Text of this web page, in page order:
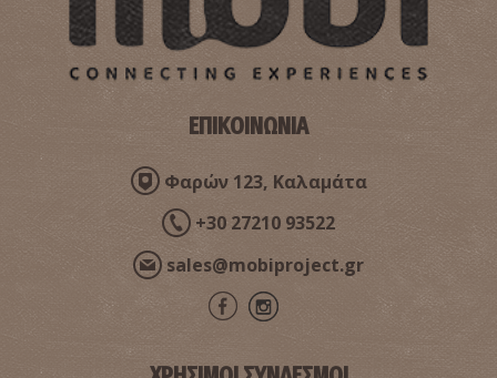
Ιερό της Αθηνάς Χαλκιοίκου
ΑΡΧΑΙΟΙ ΧΡΟΝΟΙ ~1.4Km
Δίκογχο Οικοδόμημα στην Ακρόπολη Σπάρτης
ΒΥΖΑΝΤΙΟ ~1.4Km
ΕΠΙΚΟΙΝΩΝΙΑ
Φαρών 123, Καλαμάτα
+30 27210 93522
sales@mobiproject.gr